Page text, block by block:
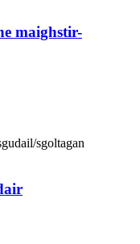
maighstir-